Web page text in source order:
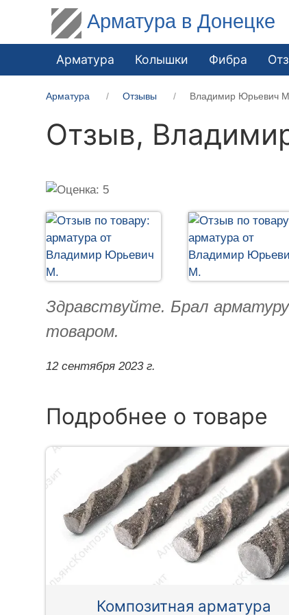
Арматура в Донецке
Арматура Колышки Фибра
Арматура Отзывы Владимир Юрьевич М.
Отзыв,
Здравствуйте. Брал
товаром.
12 сентября 2023 г.
Подробнее о товаре
Композитная арматура